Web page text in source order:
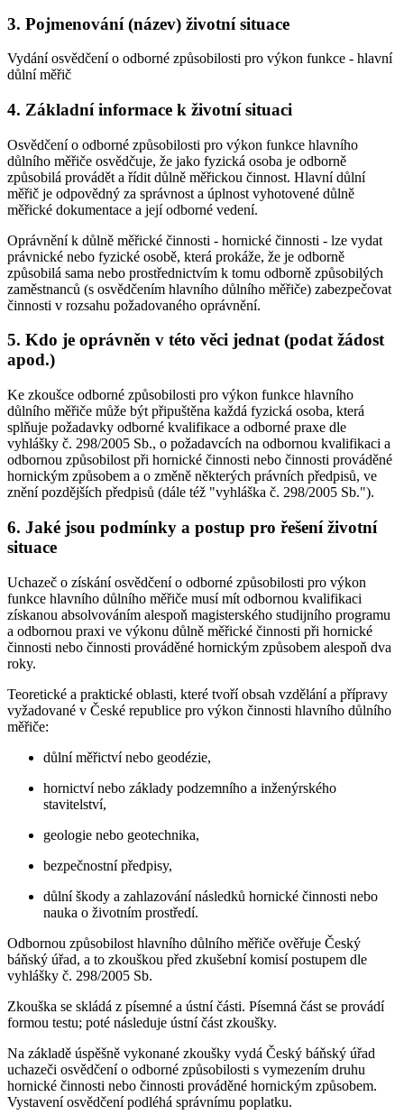
3. Pojmenování (název) životní situace
Vydání osvědčení o odborné způsobilosti pro výkon funkce - hlavní
důlní měřič
4. Základní informace k životní situaci
Osvědčení o odborné způsobilosti pro výkon funkce hlavního
důlního měřiče osvědčuje, že jako fyzická osoba je odborně
způsobilá provádět a řídit důlně měřickou činnost. Hlavní důlní
měřič je odpovědný za správnost a úplnost vyhotovené důlně
měřické dokumentace a její odborné vedení.
Oprávnění k důlně měřické činnosti - hornické činnosti - lze vydat
právnické nebo fyzické osobě, která prokáže, že je odborně
způsobilá sama nebo prostřednictvím k tomu odborně způsobilých
zaměstnanců (s osvědčením hlavního důlního měřiče) zabezpečovat
činnosti v rozsahu požadovaného oprávnění.
5. Kdo je oprávněn v této věci jednat (podat žádost
apod.)
Ke zkoušce odborné způsobilosti pro výkon funkce hlavního
důlního měřiče může být připuštěna každá fyzická osoba, která
splňuje požadavky odborné kvalifikace a odborné praxe dle
vyhlášky č. 298/2005 Sb., o požadavcích na odbornou kvalifikaci a
odbornou způsobilost při hornické činnosti nebo činnosti prováděné
hornickým způsobem a o změně některých právních předpisů, ve
znění pozdějších předpisů (dále též "vyhláška č. 298/2005 Sb.").
6. Jaké jsou podmínky a postup pro řešení životní
situace
Uchazeč o získání osvědčení o odborné způsobilosti pro výkon
funkce hlavního důlního měřiče musí mít odbornou kvalifikaci
získanou absolvováním alespoň magisterského studijního programu
a odbornou praxi ve výkonu důlně měřické činnosti při hornické
činnosti nebo činnosti prováděné hornickým způsobem alespoň dva
roky.
Teoretické a praktické oblasti, které tvoří obsah vzdělání a přípravy
vyžadované v České republice pro výkon činnosti hlavního důlního
měřiče:
důlní měřictví nebo geodézie,
hornictví nebo základy podzemního a inženýrského
stavitelství,
geologie nebo geotechnika,
bezpečnostní předpisy,
důlní škody a zahlazování následků hornické činnosti nebo
nauka o životním prostředí.
Odbornou způsobilost hlavního důlního měřiče ověřuje Český
báňský úřad, a to zkouškou před zkušební komisí postupem dle
vyhlášky č. 298/2005 Sb.
Zkouška se skládá z písemné a ústní části. Písemná část se provádí
formou testu; poté následuje ústní část zkoušky.
Na základě úspěšně vykonané zkoušky vydá Český báňský úřad
uchazeči osvědčení o odborné způsobilosti s vymezením druhu
hornické činnosti nebo činnosti prováděné hornickým způsobem.
Vystavení osvědčení podléhá správnímu poplatku.